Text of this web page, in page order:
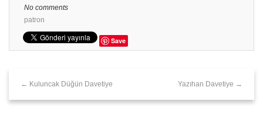
No comments
patron
Save
← Kuluncak Düğün Davetiye Yazıhan Davetiye →